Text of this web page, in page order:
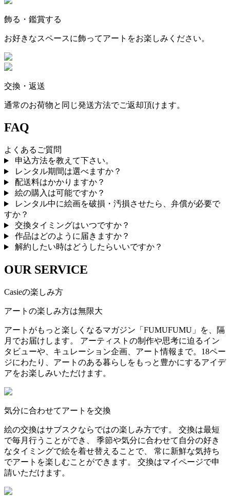
飾る・鑑賞する
お好きなスペースに飾ってアートをお楽しみください。
交換・返送
通常のお荷物と同じ発送方法でご返却頂けます。
FAQ
よくあるご質問
申込方法を教えて下さい。
レンタル期間は選べますか？
配送料はかかりますか？
絵の購入は可能ですか？
レンタル中に絵画を破損・汚損させたら、弁償が必要で
すか？
交換タイミングはいつですか？
作品はどのように届きますか？
解約したい時はどうしたらいいですか？
OUR SERVICE
Casieの楽しみ方
アートの楽しみ方は無限大
アートがもっと楽しくなるマガジン「FUMUFUMU」を、隔
月でお届けします。 アーティストの制作や思考に迫るイン
タビューや、キュレーション企画、アート情報まで。18ペー
ジにわたり、アートのある暮らしをもっと豊かにするアイデ
アをお楽しみいただけます。
気分に合わせてアートを交換
絵の交換はサブスクならではの楽しみ方です。 交換は最短
で毎月行うことができ、 季節や気分に合わせて自分の好き
なタイミングで絵を着せ替えることで、 常に新鮮な気持ち
でアートを楽しむことができます。 交換はマイページで申
請いただけます。